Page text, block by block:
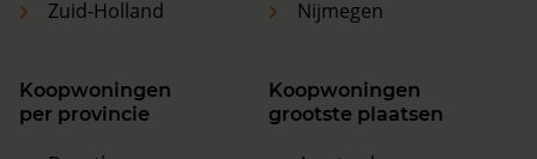
Zuid-Holland
Nijmegen
Koopwoningen
per provincie
Koopwoningen
grootste plaatsen